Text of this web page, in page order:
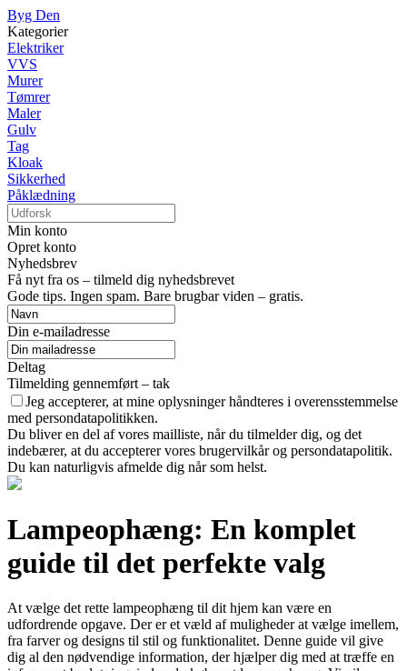
Byg Den
Kategorier
Elektriker
VVS
Murer
Tømrer
Maler
Gulv
Tag
Kloak
Sikkerhed
Påklædning
Min konto
Opret konto
Nyhedsbrev
Få nyt fra os – tilmeld dig nyhedsbrevet
Gode tips. Ingen spam. Bare brugbar viden – gratis.
Din e-mailadresse
Deltag
Tilmelding gennemført – tak
Jeg accepterer, at mine oplysninger håndteres i overensstemmelse
med persondatapolitikken.
Du bliver en del af vores mailliste, når du tilmelder dig, og det
indebærer, at du accepterer vores brugervilkår og persondatapolitik.
Du kan naturligvis afmelde dig når som helst.
Lampeophæng: En komplet
guide til det perfekte valg
At vælge det rette lampeophæng til dit hjem kan være en
udfordrende opgave. Der er et væld af muligheder at vælge imellem,
fra farver og designs til stil og funktionalitet. Denne guide vil give
dig al den nødvendige information, der hjælper dig med at træffe en